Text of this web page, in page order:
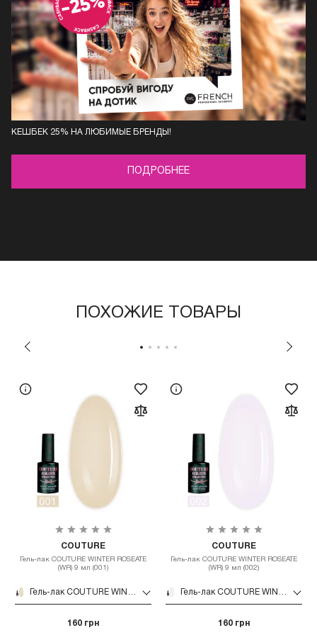
КЕШБЕК 25% НА ЛЮБИМЫЕ БРЕНДЫ!
ПОДРОБНЕЕ
ПОХОЖИЕ ТОВАРЫ
COUTURE
Гель-лак COUTURE WINTER ROSEATE
(WR) 9 мл (001)
160 грн
COUTURE
Гель-лак COUTURE WINTER ROSEATE
(WR) 9 мл (002)
160 грн